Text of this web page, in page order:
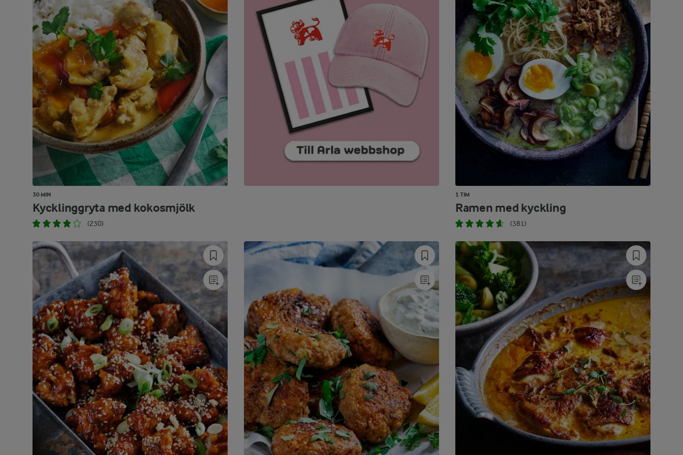
30 MIN
Kycklinggryta med kokosmjölk
(230)
1 TIM
Ramen med kyckling
(381)